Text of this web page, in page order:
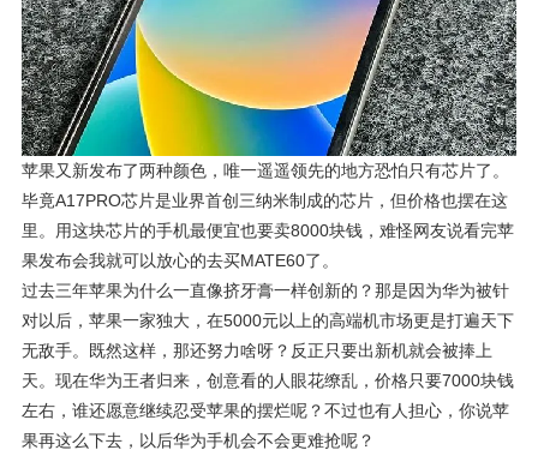
苹果又新发布了两种颜色，唯一遥遥领先的地方恐怕只有芯片了。
毕竟A17PRO芯片是业界首创三纳米制成的芯片，但价格也摆在这
里。用这块芯片的手机最便宜也要卖8000块钱，难怪网友说看完苹
果发布会我就可以放心的去买MATE60了。
过去三年苹果为什么一直像挤牙膏一样创新的？那是因为华为被针
对以后，苹果一家独大，在5000元以上的高端机市场更是打遍天下
无敌手。既然这样，那还努力啥呀？反正只要出新机就会被捧上
天。现在华为王者归来，创意看的人眼花缭乱，价格只要7000块钱
左右，谁还愿意继续忍受苹果的摆烂呢？不过也有人担心，你说苹
果再这么下去，以后华为手机会不会更难抢呢？